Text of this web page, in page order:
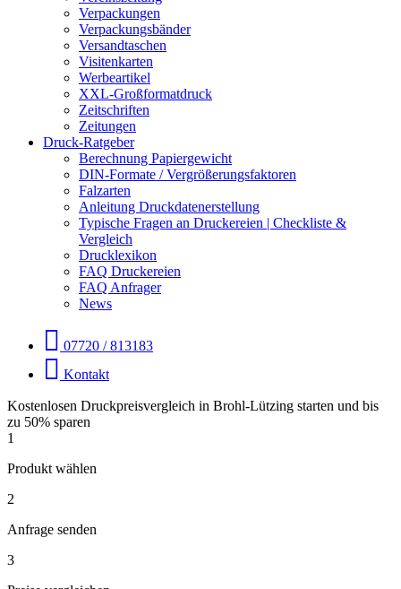
Verpackungen
Verpackungsbänder
Versandtaschen
Visitenkarten
Werbeartikel
XXL-Großformatdruck
Zeitschriften
Zeitungen
Druck-Ratgeber
Berechnung Papiergewicht
DIN-Formate / Vergrößerungsfaktoren
Falzarten
Anleitung Druckdatenerstellung
Typische Fragen an Druckereien | Checkliste &
Vergleich
Drucklexikon
FAQ Druckereien
FAQ Anfrager
News
07720 / 813183
Kontakt
Kostenlosen Druckpreisvergleich in Brohl-Lützing starten und bis
zu 50% sparen
1
Produkt wählen
2
Anfrage senden
3